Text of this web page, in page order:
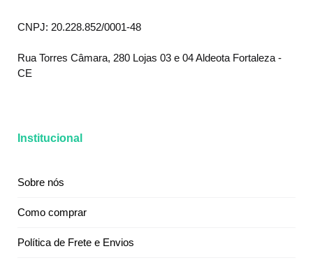
CNPJ: 20.228.852/0001-48
Rua Torres Câmara, 280 Lojas 03 e 04 Aldeota Fortaleza -
CE
Institucional
Sobre nós
Como comprar
Política de Frete e Envios